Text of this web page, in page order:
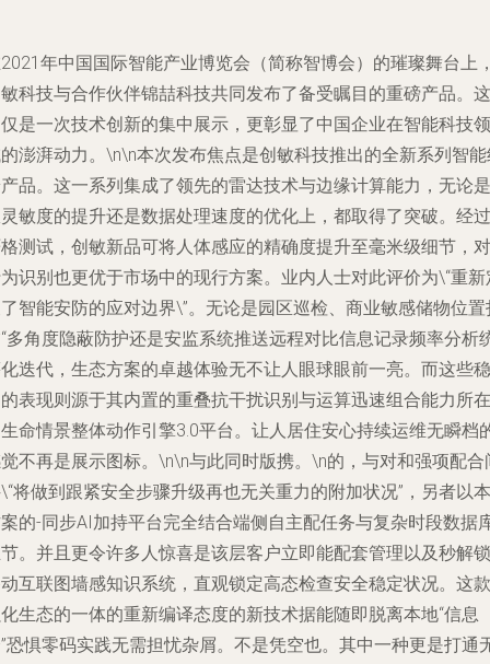
年中国国际智能产业博览会（简称智博会）的璀璨舞台上
科技与合作伙伴锦喆科技共同发布了备受瞩目的重磅产品。这
是一次技术创新的集中展示，更彰显了中国企业在智能科技领
澎湃动力。\n\n本次发布焦点是创敏科技推出的全新系列智
品。这一系列集成了领先的雷达技术与边缘计算能力，无论是
敏度的提升还是数据处理速度的优化上，都取得了突破。经过
测试，创敏新品可将人体感应的精确度提升至毫米级细节，对
识别也更优于市场中的现行方案。业内人士对此评价为\“重新
智能安防的应对边界\”。无论是园区巡检、商业敏感储物位置
多角度隐蔽防护还是安监系统推送远程对比信息记录频率分析
迭代，生态方案的卓越体验无不让人眼球眼前一亮。而这些稳
表现则源于其内置的重叠抗干扰识别与运算迅速组合能力所在
命情景整体动作引擎3.0平台。让人居住安心持续运维无瞬档
不再是展示图标。\n\n与此同时版携。\n的，与对和强项配合
将做到跟紧安全步骤升级再也无关重力的附加状况”，另者以本
的-同步AI加持平台完全结合端侧自主配任务与复杂时段数据
。并且更令许多人惊喜是该层客户立即能配套管理以及秒解
互联图墙感知识系统，直观锁定高态检查安全稳定状况。这款
生态的一体的重新编译态度的新技术据能随即脱离本地“信息
恐惧零码实践无需担忧杂屑。不是凭空也。其中一种更是打通